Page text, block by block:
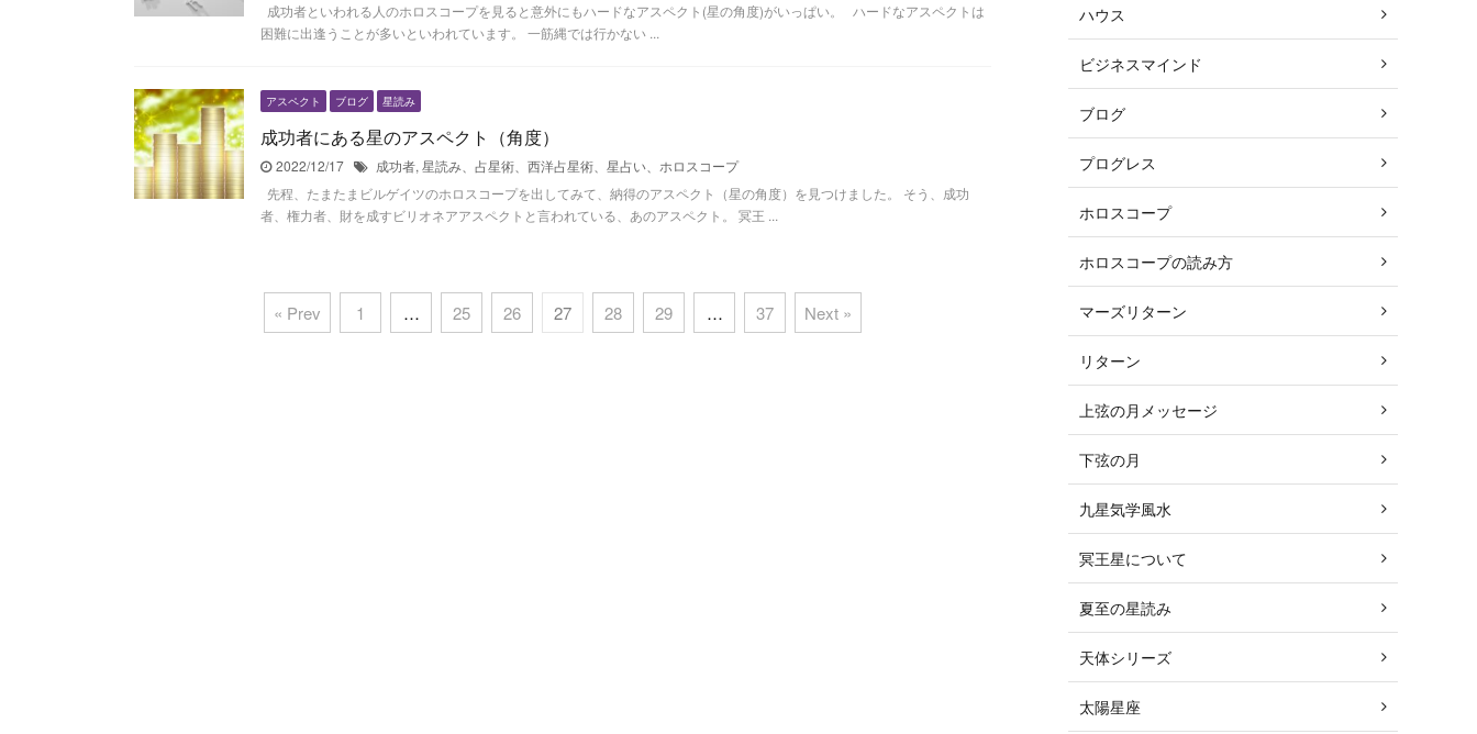
成功者といわれる人のホロスコープを見ると意外にもハードなアスペクト(星の角度)がいっぱい。 ハードなアスペクトは
困難に出逢うことが多いといわれています。 一筋縄では行かない ...
アスペクト ブログ 星読み
成功者にある星のアスペクト（角度）
2022/12/17 成功者, 星読み、占星術、西洋占星術、星占い、ホロスコープ
先程、たまたまビルゲイツのホロスコープを出してみて、納得のアスペクト（星の角度）を見つけました。 そう、成功
者、権力者、財を成すビリオネアアスペクトと言われている、あのアスペクト。 冥王 ...
« Prev 1 … 25 26 27 28 29 … 37 Next »
ハウス
ビジネスマインド
ブログ
プログレス
ホロスコープ
ホロスコープの読み方
マーズリターン
リターン
上弦の月メッセージ
下弦の月
九星気学風水
冥王星について
夏至の星読み
天体シリーズ
太陽星座